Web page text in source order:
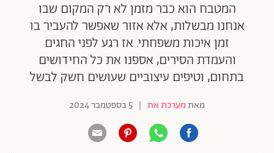
המטבח הוא כבר מזמן לא רק המקום שבו
אנחנו מבשלות, אלא אזור שאפשר להעביר בו
זמן איכות משפחתי. אז רגע לפני החגים
והעמדת הסירים, אספנו את כל החידושים
בתחום, וטיפים עיצוביים שעושים חשק לבשל
מאתמערכת את | 5 בספטמבר 2024